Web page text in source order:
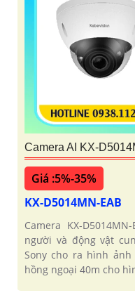
Camera AI KX-
Giá :5%-35%
KX-D5014MN-EAB
Camera KX-
người và động vật
Sony cho ra hình
hồng ngoại 40m cho